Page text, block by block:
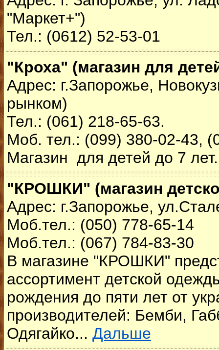
"Маркет+")
Тел.: (0612) 52-53-01
"Кроха" (магазин для
Адрес: г.Запорожье,
рынком)
Тел.: (061) 218-65-63.
Моб. тел.: (099) 380-02-43,
Магазин для детей до 7 лет.
"КРОШКИ" (магазин
Адрес: г.Запорожье,
Моб.тел.: (050) 778-65-14
Моб.тел.: (067) 784-83-30
В магазине "КРОШКИ"
ассортимент детской
рождения до пяти лет от
производителей: Бемби,
Одягайко... Дальше